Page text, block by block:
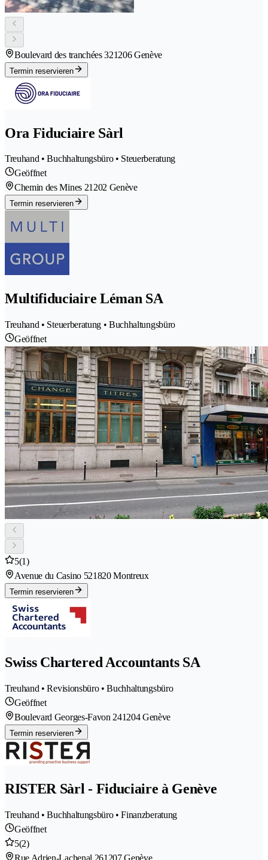
Boulevard des tranchées 321206 Genève
Termin reservieren
Ora Fiduciaire Sàrl
Treuhand • Buchhaltungsbüro • Steuerberatung
Geöffnet
Chemin des Mines 21202 Genève
Termin reservieren
Multifiduciaire Léman SA
Treuhand • Steuerberatung • Buchhaltungsbüro
Geöffnet
5(1)
Avenue du Casino 521820 Montreux
Termin reservieren
Swiss Chartered Accountants SA
Treuhand • Revisionsbüro • Buchhaltungsbüro
Geöffnet
Boulevard Georges-Favon 241204 Genève
Termin reservieren
RISTER Sàrl - Fiduciaire à Genève
Treuhand • Buchhaltungsbüro • Finanzberatung
Geöffnet
5(2)
Rue Adrien-Lachenal 261207 Genève